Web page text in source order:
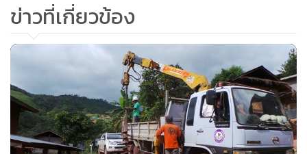
• ญี่ปุ่น
• News1
Gotomanager
ข่าวที่เกี่ยวข้อง